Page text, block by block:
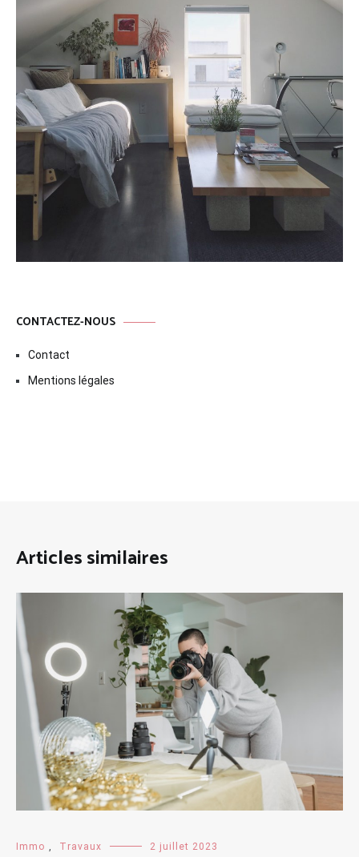
CONTACTEZ-NOUS
Contact
Mentions légales
Articles similaires
Immo , Travaux 2 juillet 2023